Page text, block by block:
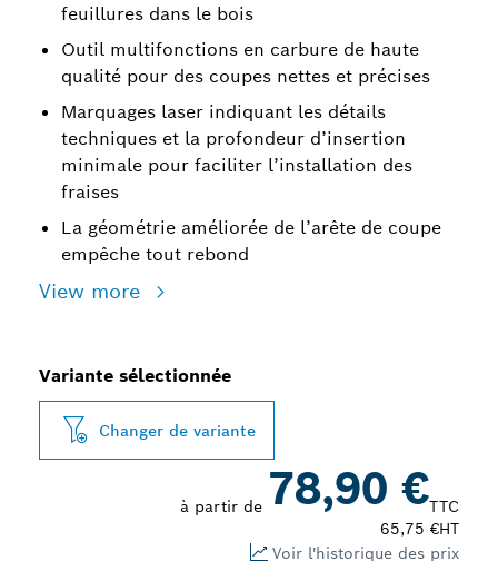
feuillures dans le bois
Outil multifonctions en carbure de haute
qualité pour des coupes nettes et précises
Marquages laser indiquant les détails
techniques et la profondeur d’insertion
minimale pour faciliter l’installation des
fraises
La géométrie améliorée de l’arête de coupe
empêche tout rebond
View more
Variante sélectionnée
Changer de variante
à partir de 78,90 €TTC
65,75 €HT
Voir l'historique des prix